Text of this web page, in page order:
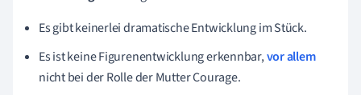
Es gibt keinerlei dramatische Entwicklung im Stück.
Es ist keine Figurenentwicklung erkennbar,vor allem
nicht bei der Rolle der Mutter Courage.